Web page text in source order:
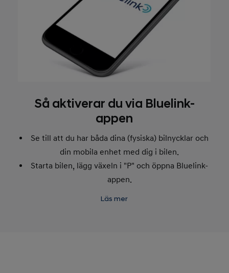
Så aktiverar du via Bluelink-
appen
Se till att du har båda dina (fysiska) bilnycklar och
din mobila enhet med dig i bilen.
Starta bilen, lägg växeln i "P" och öppna Bluelink-
appen.
Läs mer